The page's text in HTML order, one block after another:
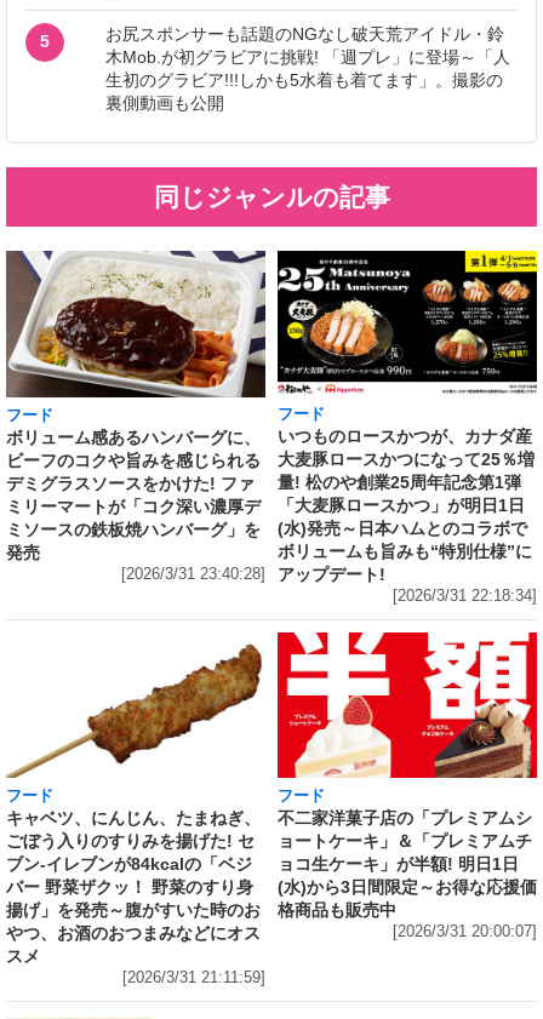
5
お尻スポンサーも話題のNGなし破天荒アイドル・鈴
木Mob.が初グラビアに挑戦! 「週プレ」に登場～「人
生初のグラビア!!!しかも5水着も着てます」。撮影の
裏側動画も公開
同じジャンルの記事
フード
ボリューム感あるハンバーグに、
ビーフのコクや旨みを感じられる
デミグラスソースをかけた! ファ
ミリーマートが「コク深い濃厚デ
ミソースの鉄板焼ハンバーグ」を
発売
[2026/3/31 23:40:28]
フード
いつものロースかつが、カナダ産
大麦豚ロースかつになって25％増
量! 松のや創業25周年記念第1弾
「大麦豚ロースかつ」が明日1日
(水)発売～日本ハムとのコラボで
ボリュームも旨みも“特別仕様”に
アップデート!
[2026/3/31 22:18:34]
フード
キャベツ、にんじん、たまねぎ、
ごぼう入りのすりみを揚げた! セ
ブン‐イレブンが84kcalの「ベジ
バー 野菜ザクッ！ 野菜のすり身
揚げ」を発売～腹がすいた時のお
やつ、お酒のおつまみなどにオス
スメ
[2026/3/31 21:11:59]
フード
不二家洋菓子店の「プレミアムシ
ョートケーキ」＆「プレミアムチ
ョコ生ケーキ」が半額! 明日1日
(水)から3日間限定～お得な応援価
格商品も販売中
[2026/3/31 20:00:07]